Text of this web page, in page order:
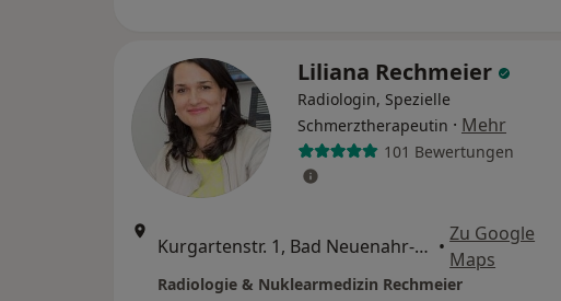
Liliana Rechmeier
Radiologin, Spezielle
Schmerztherapeutin · Mehr
101 Bewertungen
Kurgartenstr. 1, Bad Neuenahr-Ahrweiler •
Zu Google
Maps
Radiologie & Nuklearmedizin Rechmeier